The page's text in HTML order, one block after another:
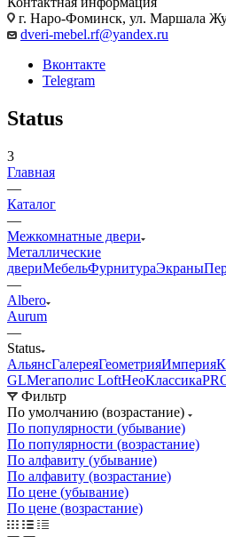
г. Наро-Фоминск, ул. Маршала
dveri-mebel.rf@yandex.ru
Вконтакте
Telegram
Status
3
Главная
—
Каталог
—
Межкомнатные двери
Металлические
двериМебельФурнитураЭкраны
—
Albero
Aurum
—
Status
АльянсГалереяГеометрияИмперия
GLМегаполис Loft
Фильтр
По умолчанию (возрастание)
По популярности (убывание)
По популярности (возрастание)
По алфавиту (убывание)
По алфавиту (возрастание)
По цене (убывание)
По цене (возрастание)